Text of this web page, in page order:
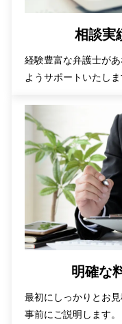
相談実
経験豊富な弁護士が
ようサポートいたしま
明確な
最初にしっかりとお
事前にご説明します。